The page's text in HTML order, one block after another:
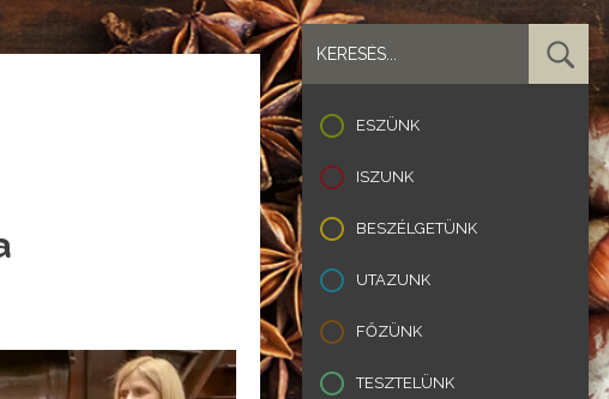
ESZÜNK
ISZUNK
BESZÉLGETÜNK
UTAZUNK
FŐZÜNK
TESZTELÜNK